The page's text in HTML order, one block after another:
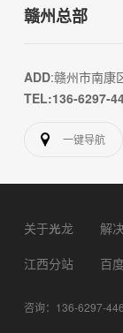
赣州总部
ADD:赣州市南康
TEL:136-6297-
一键导航
关于光龙 解
江西分站
百
咨询：136-6297-